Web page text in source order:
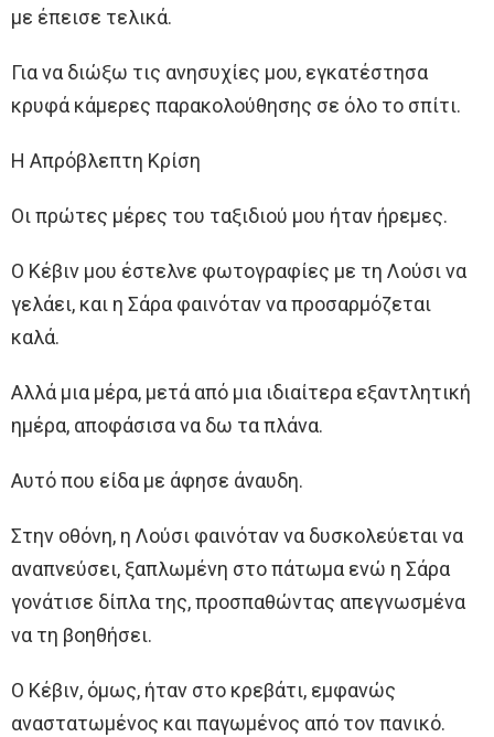
με έπεισε τελικά.
Για να διώξω τις ανησυχίες μου, εγκατέστησα
κρυφά κάμερες παρακολούθησης σε όλο το σπίτι.
Η Απρόβλεπτη Κρίση
Οι πρώτες μέρες του ταξιδιού μου ήταν ήρεμες.
Ο Κέβιν μου έστελνε φωτογραφίες με τη Λούσι να
γελάει, και η Σάρα φαινόταν να προσαρμόζεται
καλά.
Αλλά μια μέρα, μετά από μια ιδιαίτερα εξαντλητική
ημέρα, αποφάσισα να δω τα πλάνα.
Αυτό που είδα με άφησε άναυδη.
Στην οθόνη, η Λούσι φαινόταν να δυσκολεύεται να
αναπνεύσει, ξαπλωμένη στο πάτωμα ενώ η Σάρα
γονάτισε δίπλα της, προσπαθώντας απεγνωσμένα
να τη βοηθήσει.
Ο Κέβιν, όμως, ήταν στο κρεβάτι, εμφανώς
αναστατωμένος και παγωμένος από τον πανικό.